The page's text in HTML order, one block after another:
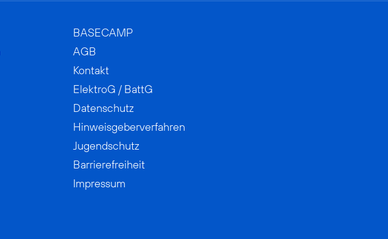
BASECAMP
AGB
Kontakt
ElektroG / BattG
Datenschutz
Hinweisgeberverfahren
Jugendschutz
Barrierefreiheit
Impressum